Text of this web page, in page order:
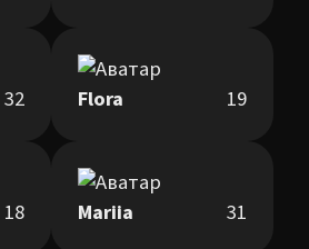
32 Flora 19
18 Mariia 31